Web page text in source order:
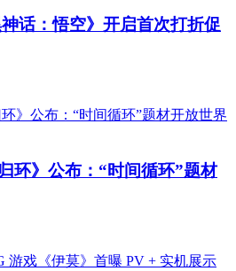
话：悟空》开启首次打折促
环》公布：“时间循环”题材